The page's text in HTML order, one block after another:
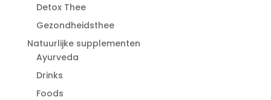
Detox Thee
Gezondheidsthee
Natuurlijke supplementen
Ayurveda
Drinks
Foods